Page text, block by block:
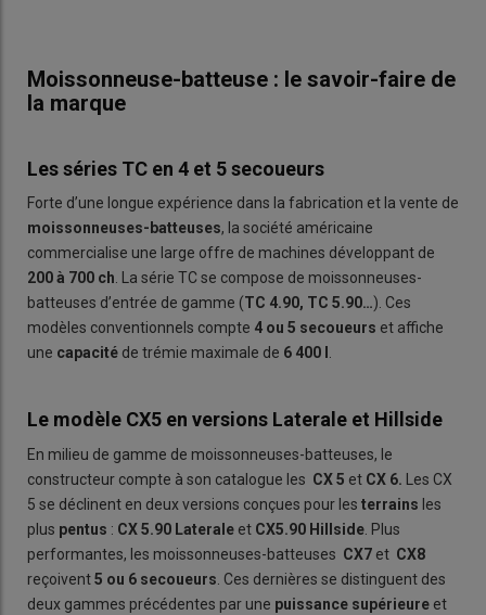
Moissonneuse-batteuse : le savoir-faire de
la marque
Les séries TC en 4 et 5 secoueurs
Forte d’une longue expérience dans la fabrication et la vente de
moissonneuses-batteuses, la société américaine
commercialise une large offre de machines développant de
200 à 700 ch. La série TC se compose de moissonneuses-
batteuses d’entrée de gamme (TC 4.90, TC 5.90…). Ces
modèles conventionnels compte 4 ou 5 secoueurs et affiche
une capacité de trémie maximale de 6 400 l .
Le modèle CX5 en versions Laterale et Hillside
En milieu de gamme de moissonneuses-batteuses, le
constructeur compte à son catalogue les CX 5 et CX 6.
Les CX
5 se déclinent en deux versions conçues pour les terrains les
plus pentus : CX 5.90 Laterale et CX5.90 Hillside . Plus
performantes, les moissonneuses-batteuses CX7 et CX8
reçoivent5 ou 6 secoueurs . Ces dernières se distinguent des
deux gammes précédentes par une puissance supérieure et